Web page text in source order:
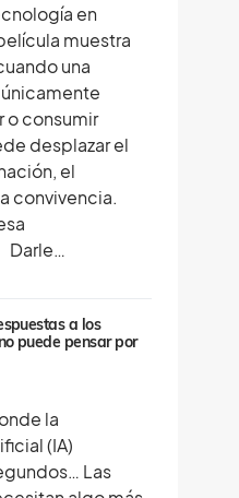
en
muestra
una
o consumir
desplazar el
el
convivencia.
Darle…
a los
puede pensar por
la
(IA)
Las